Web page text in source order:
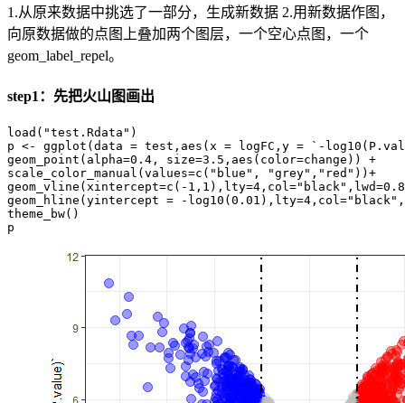
1.从原来数据中挑选了一部分，生成新数据 2.用新数据作图，
向原数据做的点图上叠加两个图层，一个空心点图，一个
geom_label_repel。
step1：先把火山图画出
load("test.Rdata")
p <- ggplot(data = test,aes(x = logFC,y = `-
geom_point(alpha=0.4, size=3.5,aes(color=change)) +
scale_color_manual(values=c("blue", "grey","red"))+
geom_vline(xintercept=c(-
geom_hline(yintercept = -
theme_bw()
p